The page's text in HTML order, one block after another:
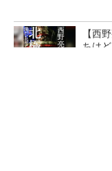
【西
ちはど